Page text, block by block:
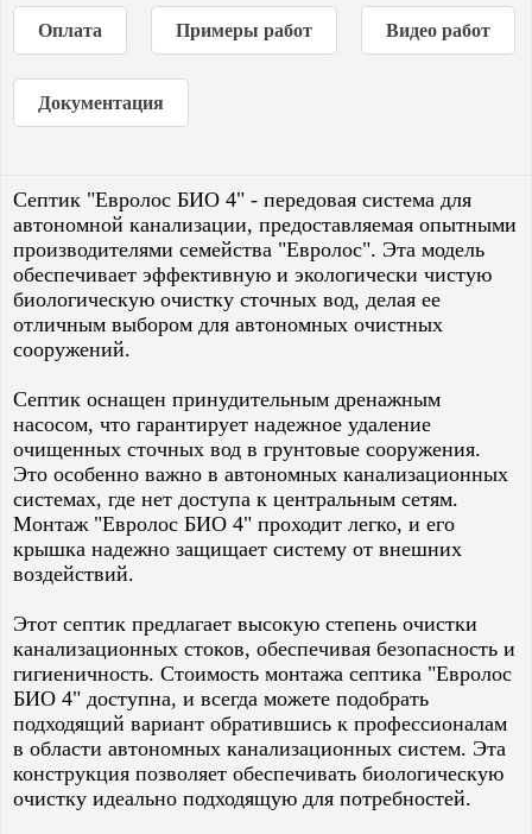
Оплата Примеры работ Видео работ
Документация
Септик "Евролос БИО 4" - передовая система для
автономной канализации, предоставляемая опытными
производителями семейства "Евролос". Эта модель
обеспечивает эффективную и экологически чистую
биологическую очистку сточных вод, делая ее
отличным выбором для автономных очистных
сооружений.
Септик оснащен принудительным дренажным
насосом, что гарантирует надежное удаление
очищенных сточных вод в грунтовые сооружения.
Это особенно важно в автономных канализационных
системах, где нет доступа к центральным сетям.
Монтаж "Евролос БИО 4" проходит легко, и его
крышка надежно защищает систему от внешних
воздействий.
Этот септик предлагает высокую степень очистки
канализационных стоков, обеспечивая безопасность и
гигиеничность. Стоимость монтажа септика "Евролос
БИО 4" доступна, и всегда можете подобрать
подходящий вариант обратившись к профессионалам
в области автономных канализационных систем. Эта
конструкция позволяет обеспечивать биологическую
очистку идеально подходящую для потребностей.